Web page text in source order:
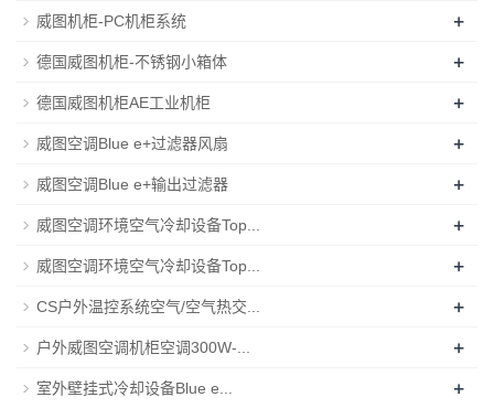
威图机柜-PC机柜系统 +
德国威图机柜-不锈钢小箱体 +
德国威图机柜AE工业机柜 +
威图空调Blue e+过滤器风扇 +
威图空调Blue e+输出过滤器 +
威图空调环境空气冷却设备Top... +
威图空调环境空气冷却设备Top... +
CS户外温控系统空气/空气热交... +
户外威图空调机柜空调300W-... +
室外壁挂式冷却设备Blue e... +